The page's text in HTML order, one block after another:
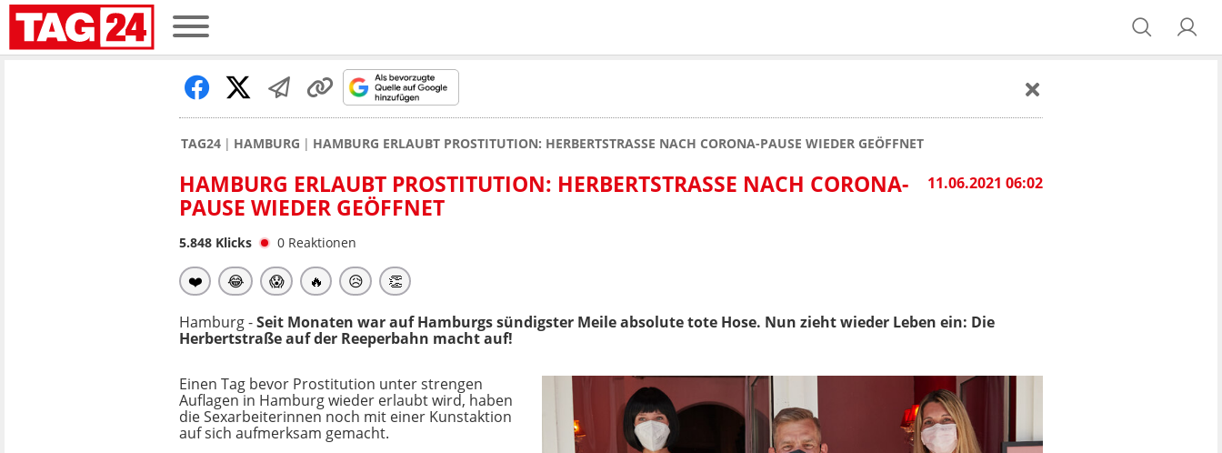
TAG24 HAMBURG HAMBURG ERLAUBT PROSTITUTION: HERBERTSTRASSE NACH CORONA-PAUSE WIEDER GEÖFFNET
11.06.2021 06:02
HAMBURG ERLAUBT PROSTITUTION: HERBERTSTRASSE NACH CORONA-P
AUSE WIEDER GEÖFFNET
5.848 Klicks 0 Reaktionen
❤️ 😂 😱 🔥 😥 👏
Hamburg -Seit Monaten war auf Hamburgs sündigster Meile absolute tote Hose. Nun zieht wieder Leben ein: Die
Herbertstraße auf der Reeperbahn macht auf!
Einen Tag bevor Prostitution unter strengen
Auflagen in Hamburg wieder erlaubt wird, haben
die Sexarbeiterinnen noch mit einer Kunstaktion
auf sich aufmerksam gemacht.